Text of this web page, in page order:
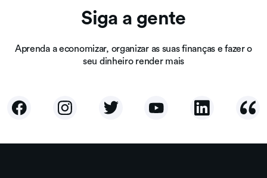
Siga a gente
Aprenda a economizar, organizar as suas finanças e fazer o
seu dinheiro render mais